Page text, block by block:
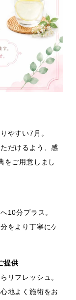
やすい7月。
だけるよう、感
をご用意しまし
10分プラス。
をより丁寧にケ
提供
リフレッシュ。
地よく施術をお